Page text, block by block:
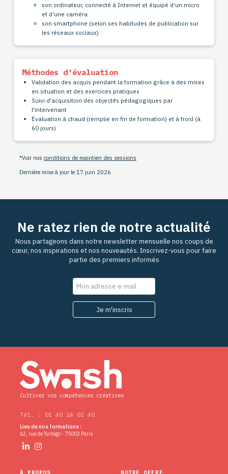
son ordinateur, connecté à Internet et équipé d’un micro
et d’une caméra
son smartphone (selon ses habitudes de publication sur
les réseaux sociaux)
Méthodes d'évaluation
Validation des acquis pendant la formation grâce à des mises
en situation et des exercices pratiques
Suivi d'acquisition des objectifs pédagogiques par
l'intervenant
Évaluation à chaud (remplie en fin deformation) et à froid (à
60 jours)
*Voir nos conditions de maintien des sessions
Dernière mise à jour le 17 juin 2026
Ne ratez rien de notre actualité
Nous partageons dans notre newsletter mensuelle nos coups de
cœur, nos inspirations et nos nouveautés. Inscrivez-vous pour faire
partie des premiers informés
Cultivez vos compétences créatives
Tél. : 01 40 24 02 40
Lieu de nos formations :
62, rue de Turbigo - 75003 Paris
À PROPOS NOTRE OFFRE